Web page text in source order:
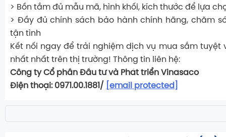
> Bồn tắm đủ mẫu mã, hình khối, kích thước để lựa
> Đầy đủ chính sách bảo hành chính hãng, chăm
tận tình
Kết nối ngay để trải nghiệm dịch vụ mua sắm tuyệt
nhất nhất trên thị trường! Thông tin liên hệ:
Công ty Cổ phần Đầu tư và Phát triển Vinasaco
Điện thoại: 0971.00.1881/
[email protected]